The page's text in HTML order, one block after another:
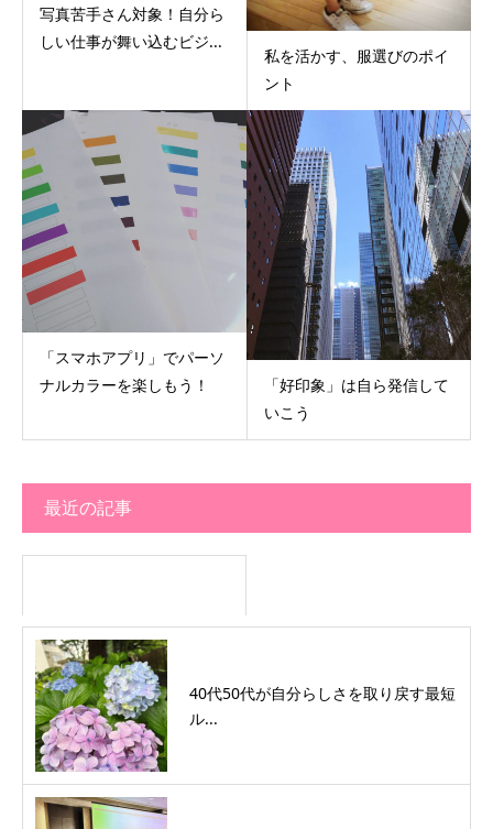
写真苦手さん対象！自分ら
しい仕事が舞い込むビジ...
私を活かす、服選びのポイ
ント
「スマホアプリ」でパーソ
ナルカラーを楽しもう！
「好印象」は自ら発信して
いこう
最近の記事
40代50代が自分らしさを取り戻す最短
ル...